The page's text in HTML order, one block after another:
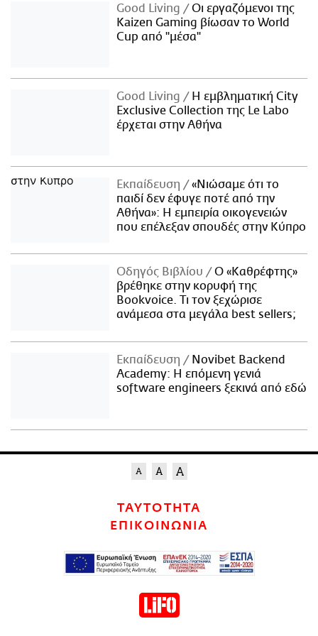
Good Living
Οι εργαζόμενοι της
Kaizen Gaming βίωσαν το World
Cup από "μέσα"
Good Living
Η εμβληματική City
Exclusive Collection της Le Labo
έρχεται στην Αθήνα
Εκπαίδευση
«Νιώσαμε ότι το
παιδί δεν έφυγε ποτέ από την
Αθήνα»: Η εμπειρία οικογενειών
που επέλεξαν σπουδές στην Κύπρο
Οδηγός Βιβλίου
Ο «Καθρέφτης»
βρέθηκε στην κορυφή της
Bookvoice. Τι τον ξεχώρισε
ανάμεσα στα μεγάλα best sellers;
Εκπαίδευση
Novibet Backend
Academy: Η επόμενη γενιά
software engineers ξεκινά από εδώ
ΤΑΥΤΟΤΗΤΑ
ΕΠΙΚΟΙΝΩΝΙΑ